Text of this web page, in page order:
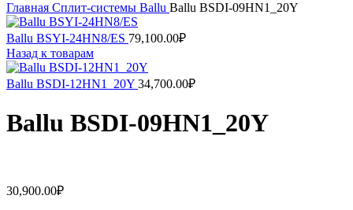
Главная Сплит-системы Ballu Ballu BSDI-09HN1_20Y
Ballu BSYI-24HN8/ES 79,100.00₽
Назад к товарам
Ballu BSDI-12HN1_20Y 34,700.00₽
Ballu BSDI-09HN1_20Y
30,900.00₽